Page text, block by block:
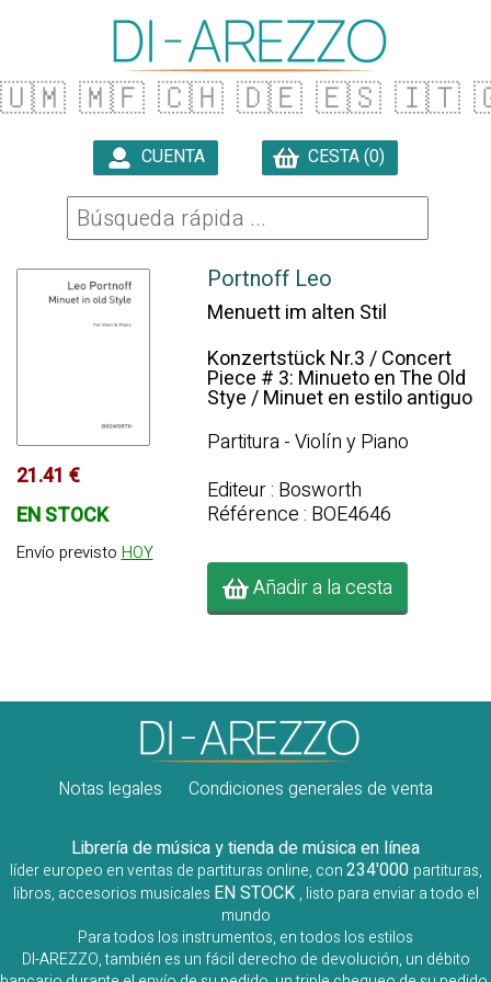
🇺🇲 🇲🇫 🇨🇭 🇩🇪 🇪🇸 🇮🇹
CUENTA CESTA (0)
21.41 €
EN STOCK
Envío previsto HOY
Portnoff Leo
Menuett im alten Stil
Konzertstück Nr.3 / Concert
Piece # 3: Minueto en The Old
Stye / Minuet en estilo antiguo
Partitura - Violín y Piano
Editeur : Bosworth
Référence : BOE4646
Añadir a la cesta
Notas legales Condiciones generales de venta
Librería de música y tienda de música en línea
líder europeo en ventas de partituras online, con234'000 partituras,
libros, accesorios musicales EN STOCK , listo para enviar a todo el
mundo
Para todos los instrumentos, en todos los estilos
DI-AREZZO, también es un fácil derecho de devolución, un débito